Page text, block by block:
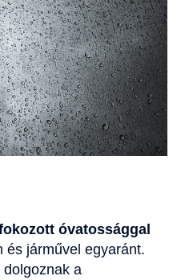
óvatossággal
és járművel egyaránt.
a